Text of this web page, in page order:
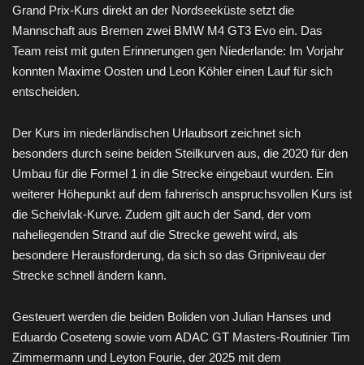
Grand Prix-Kurs direkt an der Nordseeküste setzt die
Mannschaft aus Bremen zwei BMW M4 GT3 Evo ein. Das
Team reist mit guten Erinnerungen gen Niederlande: Im Vorjahr
konnten Maxime Oosten und Leon Köhler einen Lauf für sich
entscheiden.
Der Kurs im niederländischen Urlaubsort zeichnet sich
besonders durch seine beiden Steilkurven aus, die 2020 für den
Umbau für die Formel 1 in die Strecke eingebaut wurden. Ein
weiterer Höhepunkt auf dem fahrerisch anspruchsvollen Kurs ist
die Scheivlak-Kurve. Zudem gilt auch der Sand, der vom
naheliegenden Strand auf die Strecke geweht wird, als
besondere Herausforderung, da sich so das Gripniveau der
Strecke schnell ändern kann.
Gesteuert werden die beiden Boliden von Julian Hanses und
Eduardo Coseteng sowie vom ADAC GT Masters-Routinier Tim
Zimmermann und Leyton Fourie, der 2025 mit dem